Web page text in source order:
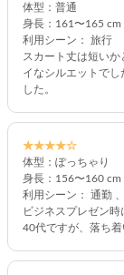
体型：普通
身長：161〜165 cm
利用シーン： 旅行
スカート丈は短い
イなシルエットで
した。
★★★★☆
体型：ぽっちゃり
身長：156〜160 cm
利用シーン： 通勤
ビジネスプレゼン時
40代ですが、落ち着